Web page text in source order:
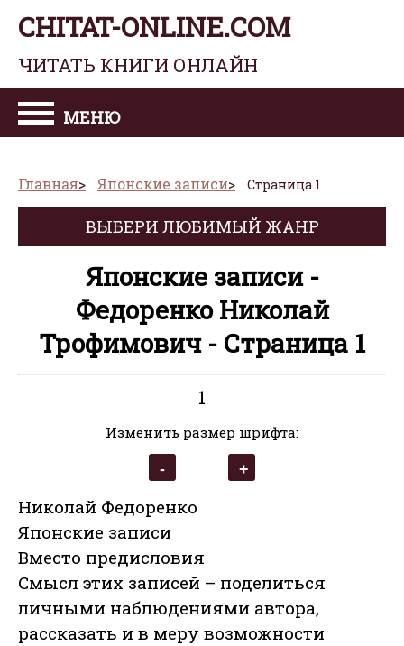
CHITAT-ONLINE.COM
ЧИТАТЬ КНИГИ ОНЛАЙН
МЕНЮ
Главная Японские записи Страница 1
ВЫБЕРИ ЛЮБИМЫЙ ЖАНР
Японские записи -
Федоренко Николай
Трофимович - Страница 1
1
Изменить размер шрифта:
Николай Федоренко
Японские записи
Вместо предисловия
Смысл этих записей – поделиться
личными наблюдениями автора,
рассказать и в меру возможности